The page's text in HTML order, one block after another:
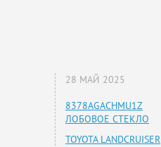
28 МАЙ 2025
8378AGACHMU1Z
ЛОБОВОЕ СТЕКЛО
TOYOTA LANDCRUISER